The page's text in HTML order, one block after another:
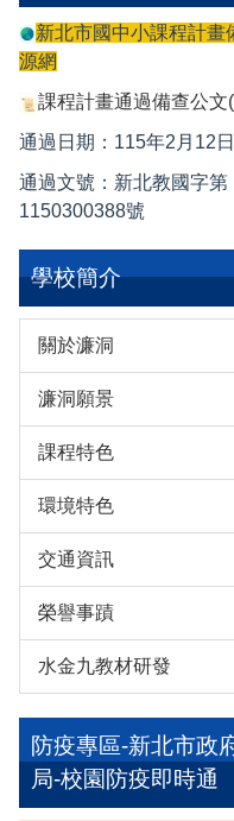
新北市國中小課程計畫
源網
課程計畫通過備查公文
通過日期：115年2月12日
通過文號：新北教國字第
1150300388號
學校簡介
關於濂洞
濂洞願景
課程特色
環境特色
交通資訊
榮譽事蹟
水金九教材研發
防疫專區-新北市政
局-校園防疫即時通